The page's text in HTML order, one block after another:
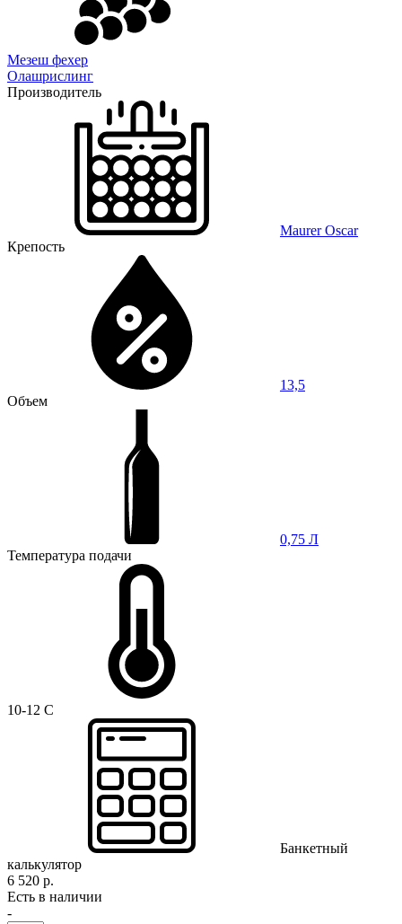
Мезеш фехер
Олашрислинг
Производитель
Maurer Oscar
Крепость
13,5
Объем
0,75 Л
Температура подачи
10-12 C
Банкетный
калькулятор
6 520 р.
Есть в наличии
-